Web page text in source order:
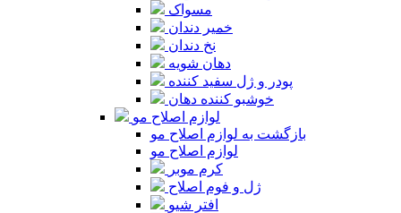
مسواک
خمیر دندان
نخ دندان
دهان شویه
پودر و ژل سفید کننده
خوشبو کننده دهان
لوازم اصلاح مو
بازگشت به لوازم اصلاح مو
لوازم اصلاح مو
کرم موبر
ژل و فوم اصلاح
افتر شیو